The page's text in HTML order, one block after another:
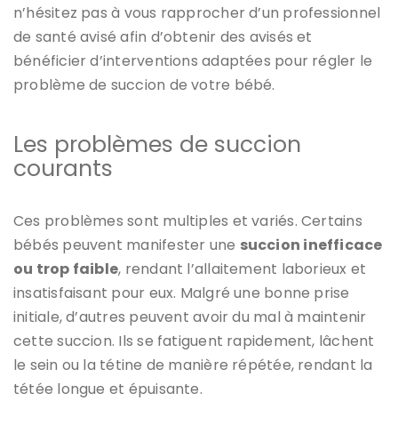
n’hésitez pas à vous rapprocher d’un professionnel
de santé avisé afin d’obtenir des avisés et
bénéficier d’interventions adaptées pour régler le
problème de succion de votre bébé.
Les problèmes de succion
courants
Ces problèmes sont multiples et variés. Certains
bébés peuvent manifester une succion inefficace
ou trop faible, rendant l’allaitement laborieux et
insatisfaisant pour eux. Malgré une bonne prise
initiale, d’autres peuvent avoir du mal à maintenir
cette succion. Ils se fatiguent rapidement, lâchent
le sein ou la tétine de manière répétée, rendant la
tétée longue et épuisante.